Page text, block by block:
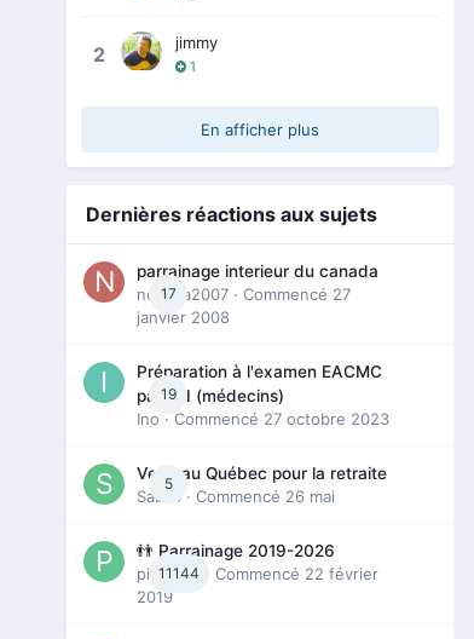
2 jimmy
1
En afficher plus
Dernières réactions aux sujets
17
parrainage interieur du canada
nedjma2007 · Commencé 27
janvier 2008
19
Préparation à l'examen EACMC
partie I (médecins)
Ino · Commencé 27 octobre 2023
5
Venir au Québec pour la retraite
Sab74 · Commencé 26 mai
11144
👬 Parrainage 2019-2026
piinoush
· Commencé 22 février
2019